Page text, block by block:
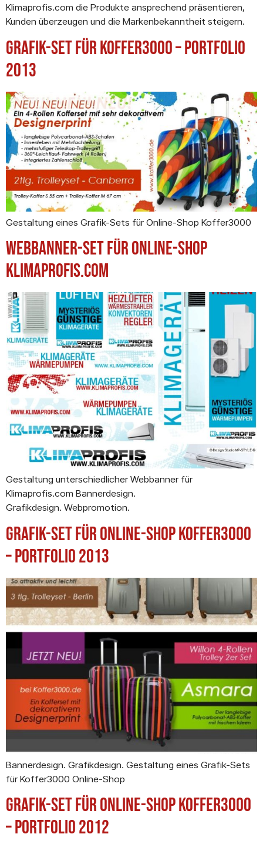
Klimaprofis.com die Produkte ansprechend präsentieren,
Kunden überzeugen und die Markenbekanntheit steigern.
Grafik-Set für Koffer3000 – Portfolio
2013
Gestaltung eines Grafik-Sets für Online-Shop Koffer3000
Webbanner-Set für Online-Shop
Klimaprofis.com
Gestaltung unterschiedlicher Webbanner für
Klimaprofis.com Bannerdesign.
Grafikdesign. Webpromotion.
Grafik-Set für Online-Shop Koffer3000
– Portfolio 2013
Bannerdesign. Grafikdesign. Gestaltung eines Grafik-Sets
für Koffer3000 Online-Shop
Grafik-Set für Online-Shop Koffer3000
– Portfolio 2012